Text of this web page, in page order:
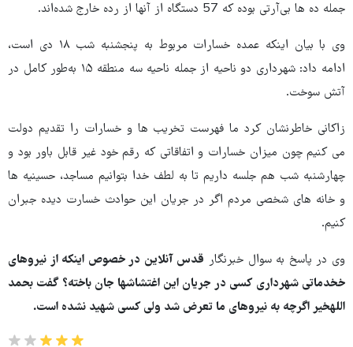
جمله ده ها بی‌آرتی بوده که 57 دستگاه از آنها از رده خارج شده‌اند.
وی با بیان اینکه عمده خسارات مربوط به پنجشنبه شب ۱۸ دی است،
ادامه داد: شهرداری دو ناحیه از جمله ناحیه سه منطقه ۱۵ به‌طور کامل در
آتش سوخت.
زاکانی خاطرنشان کرد ما فهرست تخریب ها و خسارات را تقدیم دولت
می کنیم چون میزان خسارات و اتفاقاتی که رقم خود غیر قابل باور بود و
چهارشنبه شب هم جلسه داریم تا به لطف خدا بتوانیم مساجد، حسینیه ها
و خانه های شخصی مردم اگر در جریان این حوادث خسارت دیده جبران
کنیم.
وی در پاسخ به سوال خبرنگار قدس آنلاین در خصوص اینکه از نیروهای
خخدماتی شهرداری کسی در جریان این اغتشاشها جان باخته؟ گفت بحمد
اللهخیر اگرچه به نیروهای ما تعرض شد ولی کسی شهید نشده است.